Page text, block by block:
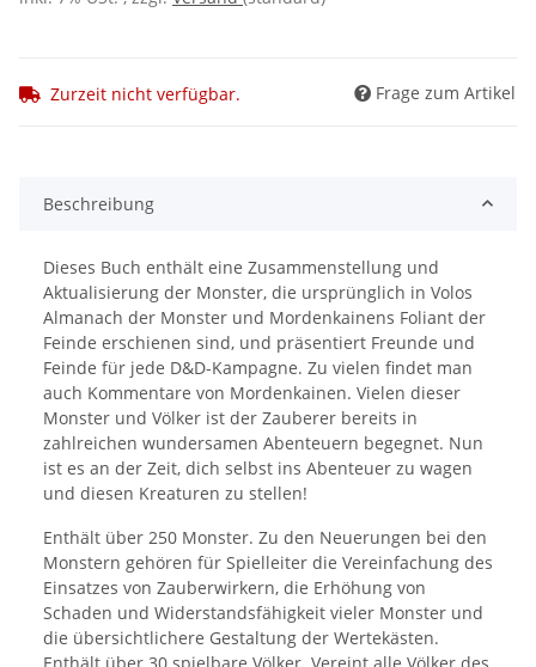
Zurzeit nicht verfügbar. Frage zum Artikel
Beschreibung
Dieses Buch enthält eine Zusammenstellung und
Aktualisierung der Monster, die ursprünglich in Volos
Almanach der Monster und Mordenkainens Foliant der
Feinde erschienen sind, und präsentiert Freunde und
Feinde für jede D&D-Kampagne. Zu vielen findet man
auch Kommentare von Mordenkainen. Vielen dieser
Monster und Völker ist der Zauberer bereits in
zahlreichen wundersamen Abenteuern begegnet. Nun
ist es an der Zeit, dich selbst ins Abenteuer zu wagen
und diesen Kreaturen zu stellen!
Enthält über 250 Monster. Zu den Neuerungen bei den
Monstern gehören für Spielleiter die Vereinfachung des
Einsatzes von Zauberwirkern, die Erhöhung von
Schaden und Widerstandsfähigkeit vieler Monster und
die übersichtlichere Gestaltung der Wertekästen.